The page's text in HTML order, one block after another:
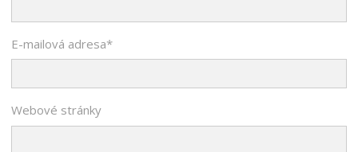
E-mailová adresa*
Webové stránky